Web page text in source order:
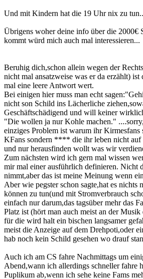
Und mit Kindern hat die 19 Uhr nix zu
Übrigens woher deine info über die 2000€
kommt würd mich auch mal interessieren...
Beruhig dich,schon allein wegen der
nicht mal ansatzweise was er da erzählt)
mal eine leere Antwort wert.
Bei einigen hier muss man echt
nicht son Schild ins Lächerliche
Geschäftschädigend und will keiner
"Die wollen ja nur Kohle machen."
einziges Problem ist warum ihr Kirmesfans
KFans sondern **** die ihr leben nicht auf
und nur herausfinden wollt was wir
Zum nächsten wird ich gern mal wissen
mir mal einer ausführlich definieren. Nicht
nimmt,aber das ist meine Meinung wenn
Aber wie pegster schon sagte,hat es nichts
können zu tun(und mit Stromverbrauch
einfach nur darum,das tagsüber mehr das
Platz ist (hört man auch meist an der
für die wird halt ein bischen langsamer
meist die Anzeige auf dem Drehpoti,oder
hab noch kein Schild gesehen wo drauf
Auch ich am CS fahre Nachmittags um
Abend,wann ich allerdings schneller fahre
Puplikum ab,wenn ich sehe keine Fams